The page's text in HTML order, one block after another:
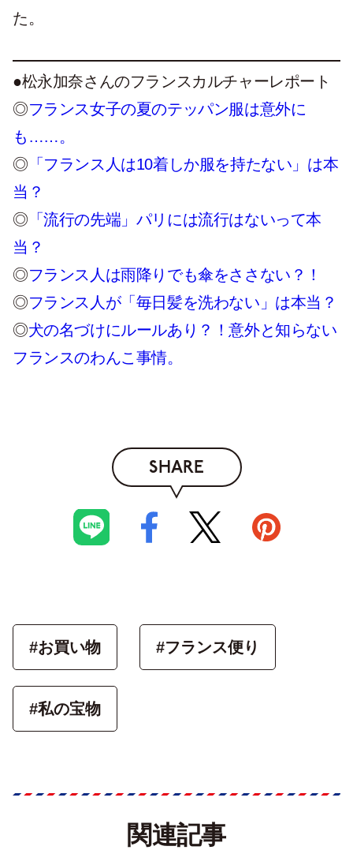
た。
●松永加奈さんのフランスカルチャーレポート
◎フランス女子の夏のテッパン服は意外に
も……。
◎ 「フランス人は10着しか服を持たない」は本
当？
◎ 「流行の先端」パリには流行はないって本
当？
◎フランス人は雨降りでも傘をささない？！
◎フランス人が「毎日髪を洗わない」は本当？
◎犬の名づけにルールあり？！意外と知らない
フランスのわんこ事情。
SHARE
#お買い物 #フランス便り
#私の宝物
関連記事